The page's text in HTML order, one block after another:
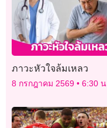
ภาวะหัวใจล้มเหลว
8 กรกฎาคม 2569 6:30 น.